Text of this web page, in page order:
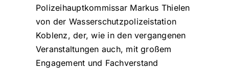
Polizeihauptkommissar Markus Thielen
von der Wasserschutzpolizeistation
Koblenz, der, wie in den vergangenen
Veranstaltungen auch, mit großem
Engagement und Fachverstand